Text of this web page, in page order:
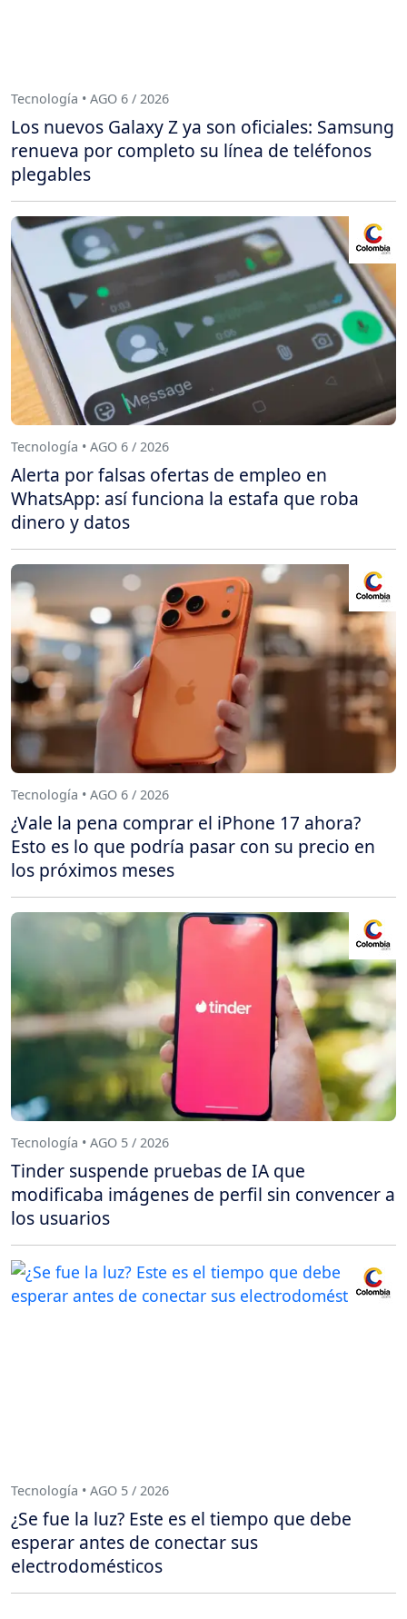
Tecnología • AGO 6 / 2026
Los nuevos Galaxy Z ya son oficiales: Samsung
renueva por completo su línea de teléfonos
plegables
Tecnología • AGO 6 / 2026
Alerta por falsas ofertas de empleo en
WhatsApp: así funciona la estafa que roba
dinero y datos
Tecnología • AGO 6 / 2026
¿Vale la pena comprar el iPhone 17 ahora?
Esto es lo que podría pasar con su precio en
los próximos meses
Tecnología • AGO 5 / 2026
Tinder suspende pruebas de IA que
modificaba imágenes de perfil sin convencer a
los usuarios
Tecnología • AGO 5 / 2026
¿Se fue la luz? Este es el tiempo que debe
esperar antes de conectar sus
electrodomésticos